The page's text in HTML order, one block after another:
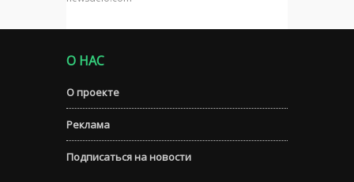
О НАС
О проекте
Реклама
Подписаться на новости